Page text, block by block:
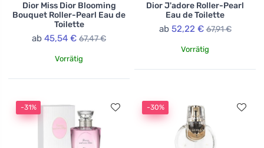
Dior Miss Dior Blooming
Bouquet Roller-Pearl Eau de
Toilette
ab 45,54 € 67,47 €
Vorrätig
Dior J'adore Roller-Pearl
Eau de Toilette
ab 52,22 € 67,91 €
Vorrätig
-31% -30%